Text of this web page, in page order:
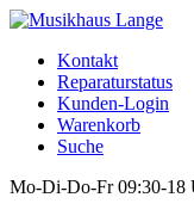
Kontakt
Reparaturstatus
Kunden-Login
Warenkorb
Suche
Mo-Di-Do-Fr 09:30-18